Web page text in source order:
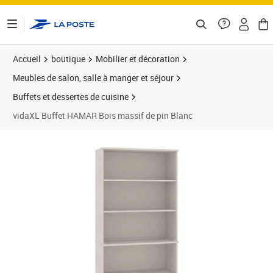
Accueil boutique
Mobilier et décoration
Meubles de salon, salle à manger et séjour
Buffets et dessertes de cuisine
vidaXL Buffet HAMAR Bois massif de pin Blanc